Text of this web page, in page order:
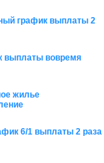
график выплаты 2
выплаты вовремя
жилье
6/1 выплаты 2 раза